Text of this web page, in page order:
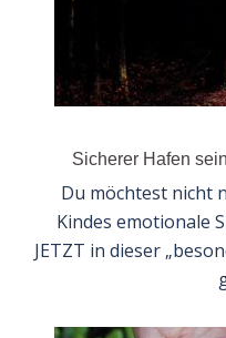
Sicherer Hafen
Du möchtest nicht
Kindes emotionale
JETZT in dieser